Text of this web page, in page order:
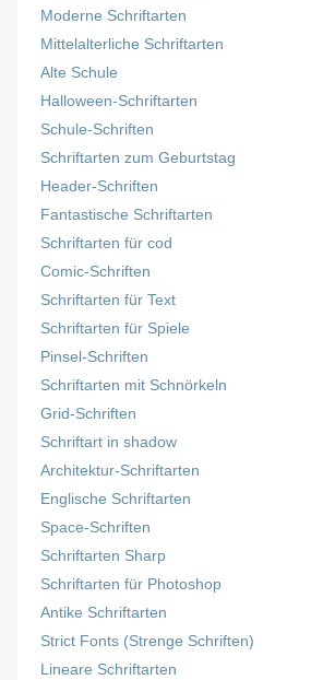
Moderne Schriftarten
Mittelalterliche Schriftarten
Alte Schule
Halloween-Schriftarten
Schule-Schriften
Schriftarten zum Geburtstag
Header-Schriften
Fantastische Schriftarten
Schriftarten für cod
Comic-Schriften
Schriftarten für Text
Schriftarten für Spiele
Pinsel-Schriften
Schriftarten mit Schnörkeln
Grid-Schriften
Schriftart in shadow
Architektur-Schriftarten
Englische Schriftarten
Space-Schriften
Schriftarten Sharp
Schriftarten für Photoshop
Antike Schriftarten
Strict Fonts (Strenge Schriften)
Lineare Schriftarten